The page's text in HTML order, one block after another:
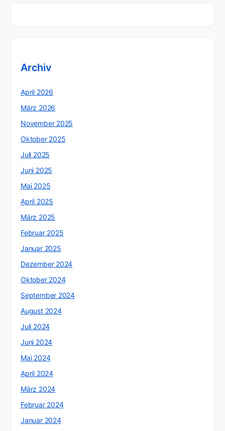
Archiv
April 2026
März 2026
November 2025
Oktober 2025
Juli 2025
Juni 2025
Mai 2025
April 2025
März 2025
Februar 2025
Januar 2025
Dezember 2024
Oktober 2024
September 2024
August 2024
Juli 2024
Juni 2024
Mai 2024
April 2024
März 2024
Februar 2024
Januar 2024